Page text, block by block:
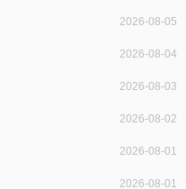
2026-08-05
2026-08-04
2026-08-03
2026-08-02
2026-08-01
2026-08-01